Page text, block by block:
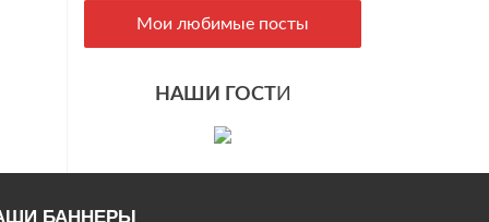
Мои любимые посты
НАШИ ГОСТИ
БАННЕРЫ